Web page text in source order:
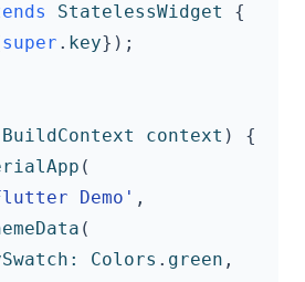
StatelessWidget
{
super . key});
BuildContext context )
{
(
Demo' ,
(
Colors . green ,